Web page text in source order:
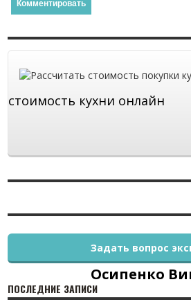
стоимость кухни онлайн
Осипенко
Задать вопрос
ПОСЛЕДНИЕ ЗАПИСИ